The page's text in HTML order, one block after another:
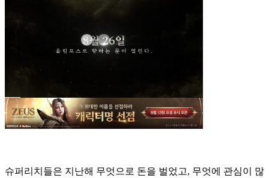
슈퍼리치들은 지난해 무엇으로 돈을 벌었고, 무엇에 관심이 많